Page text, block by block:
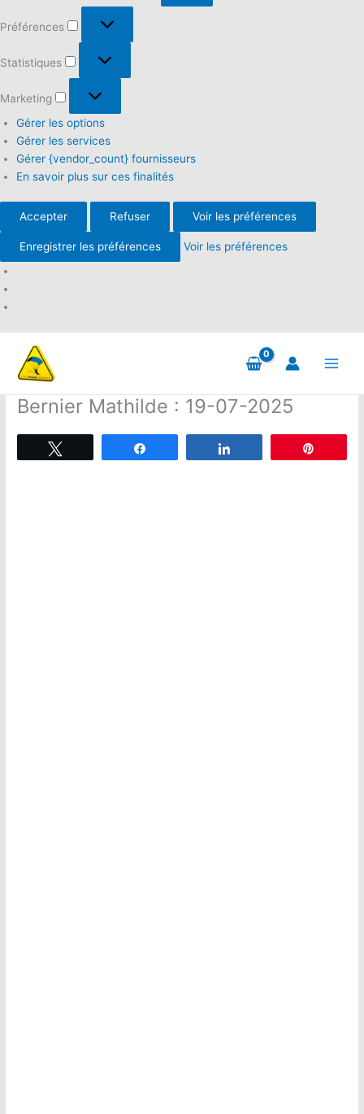
Préférences
Statistiques
Marketing
Gérer les options
Gérer les services
Gérer {vendor_count} fournisseurs
En savoir plus sur ces finalités
Accepter Refuser Voir les préférences
Enregistrer les préférences Voir les préférences
contenu
Bernier Mathilde : 19-07-2025